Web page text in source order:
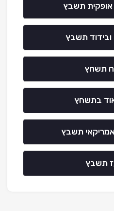
אופקית תשבץ
ובידוד תשבץ
תשחץ
בתשחץ
תשבץ
תשבץ